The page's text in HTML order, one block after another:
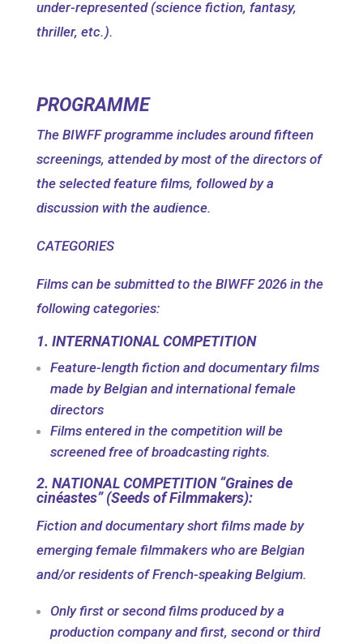
under-represented (science fiction, fantasy,
thriller, etc.).
PROGRAMME
The BIWFF programme includes around fifteen
screenings, attended by most of the directors of
the selected feature films, followed by a
discussion with the audience.
CATEGORIES
Films can be submitted to the BIWFF 2026 in the
following categories:
1. INTERNATIONAL COMPETITION
Feature-length fiction and documentary films
made by Belgian and international female
directors
Films entered in the competition will be
screened free of broadcasting rights.
2. NATIONAL COMPETITION “Graines de
cinéastes” (Seeds of Filmmakers):
Fiction and documentary short films made by
emerging female filmmakers who are Belgian
and/or residents of French-speaking Belgium.
Only first or second films produced by a
production company and first, second or third